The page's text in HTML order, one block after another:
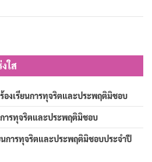
ใส
องเรียนการทุจริตและประพฤติมิชอบ
การทุจริตและประพฤติมิชอบ
นการทุจริตและประพฤติมิชอบประจำปี